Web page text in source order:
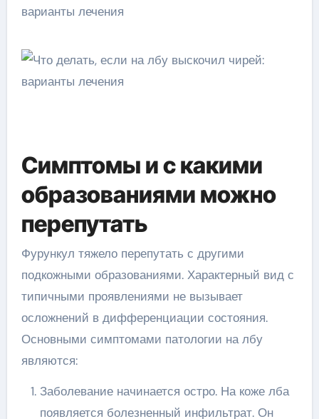
Симптомы и с какими
образованиями можно
перепутать
Фурункул тяжело перепутать с другими
подкожными образованиями. Характерный вид с
типичными проявлениями не вызывает
осложнений в дифференциации состояния.
Основными симптомами патологии на лбу
являются:
Заболевание начинается остро. На коже лба
появляется болезненный инфильтрат. Он